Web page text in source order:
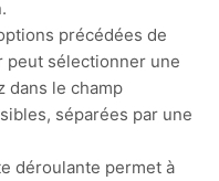
précédées de
peut sélectionner une
dans le champ
séparées par une
déroulante permet à